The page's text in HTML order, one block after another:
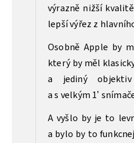
výrazně nižší
lepší výřez z
Osobně Apple by
který by měl
a jediný
a s velkým 1’
A vyšlo by je to
a bylo by to